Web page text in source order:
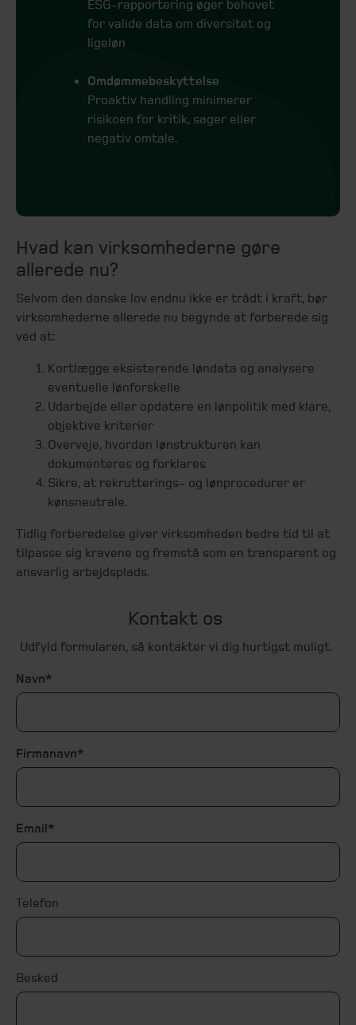
ESG-rapportering øger behovet
for valide data om diversitet og
ligeløn
Omdømmebeskyttelse
Proaktiv handling minimerer
risikoen for kritik, sager eller
negativ omtale.
Hvad kan virksomhederne gøre
allerede nu?
Selvom den danske lov endnu ikke er trådt i kraft, bør
virksomhederne allerede nu begynde at forberede sig
ved at:
Kortlægge eksisterende løndata og analysere
eventuelle lønforskelle
Udarbejde eller opdatere en lønpolitik med klare,
objektive kriterier
Overveje, hvordan lønstrukturen kan
dokumenteres og forklares
Sikre, at rekrutterings- og lønprocedurer er
kønsneutrale.
Tidlig forberedelse giver virksomheden bedre tid til at
tilpasse sig kravene og fremstå som en transparent og
ansvarlig arbejdsplads.
Kontakt os
Udfyld formularen, så kontakter vi dig hurtigst muligt.
Navn
Firmanavn
Email
Telefon
Besked